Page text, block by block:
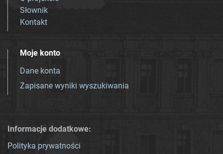
Słownik
Kontakt
Moje konto
Dane konta
Zapisane wyniki wyszukiwania
Informacje dodatkowe:
Polityka prywatności